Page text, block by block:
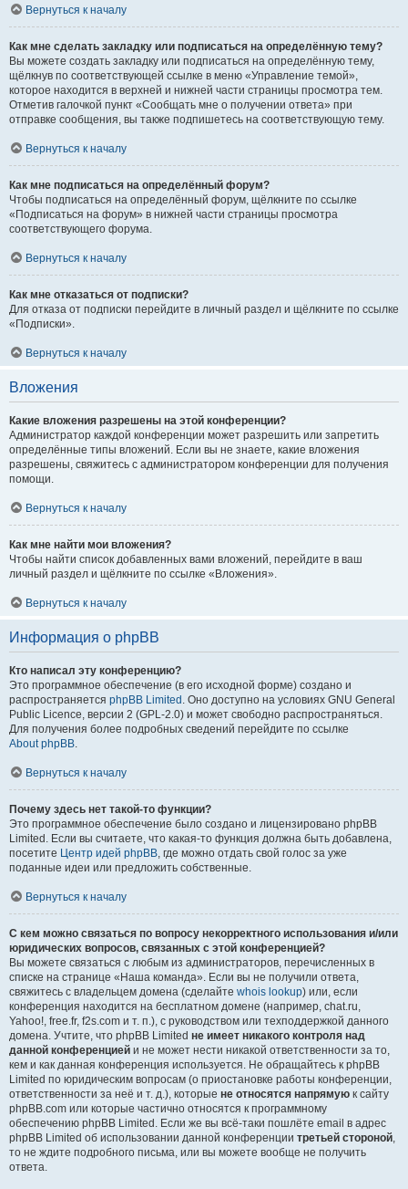
Вернуться к началу
Как мне сделать закладку или подписаться на определённую тему?
Вы можете создать закладку или подписаться на определённую тему,
щёлкнув по соответствующей ссылке в меню «Управление темой»,
которое находится в верхней и нижней части страницы просмотра тем.
Отметив галочкой пункт «Сообщать мне о получении ответа» при
отправке сообщения, вы также подпишетесь на соответствующую тему.
Вернуться к началу
Как мне подписаться на определённый форум?
Чтобы подписаться на определённый форум, щёлкните по ссылке
«Подписаться на форум» в нижней части страницы просмотра
соответствующего форума.
Вернуться к началу
Как мне отказаться от подписки?
Для отказа от подписки перейдите в личный раздел и щёлкните по ссылке
«Подписки».
Вернуться к началу
Вложения
Какие вложения разрешены на этой конференции?
Администратор каждой конференции может разрешить или запретить
определённые типы вложений. Если вы не знаете, какие вложения
разрешены, свяжитесь с администратором конференции для получения
помощи.
Вернуться к началу
Как мне найти мои вложения?
Чтобы найти список добавленных вами вложений, перейдите в ваш
личный раздел и щёлкните по ссылке «Вложения».
Вернуться к началу
Информация о phpBB
Кто написал эту конференцию?
Это программное обеспечение (в его исходной форме) создано и
распространяется phpBB Limited . Оно доступно на условиях GNU General
Public Licence, версии 2 (GPL-2.0) и может свободно распространяться.
Для получения более подробных сведений перейдите по ссылке
About phpBB.
Вернуться к началу
Почему здесь нет такой-то функции?
Это программное обеспечение было создано и лицензировано phpBB
Limited. Если вы считаете, что какая-то функция должна быть добавлена,
посетите Центр идей phpBB, где можно отдать свой голос за уже
поданные идеи или предложить собственные.
Вернуться к началу
С кем можно связаться по вопросу некорректного использования и/или
юридических вопросов, связанных с этой конференцией?
Вы можете связаться с любым из администраторов, перечисленных в
списке на странице «Наша команда». Если вы не получили ответа,
свяжитесь с владельцем домена (сделайте whois lookup) или, если
конференция находится на бесплатном домене (например, chat.ru,
Yahoo!, free.fr, f2s.com и т. п.), с руководством или техподдержкой данного
домена. Учтите, что phpBB Limited не имеет никакого контроля над
данной конференцией и не может нести никакой ответственности за то,
кем и как данная конференция используется. Не обращайтесь к phpBB
Limited по юридическим вопросам (о приостановке работы конференции,
ответственности за неё и т. д.), которые не относятся напрямую к сайту
phpBB.com или которые частично относятся к программному
обеспечению phpBB Limited. Если же вы всё-таки пошлёте email в адрес
phpBB Limited об использовании данной конференции третьей стороной,
то не ждите подробного письма, или вы можете вообще не получить
ответа.